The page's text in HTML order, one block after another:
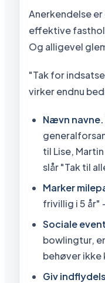
Anerkendelse
effektive
Og alligevel
"Tak for
virker endnu
Nævn navne.
til Lise,
slår "Tak til
Marker
frivillig i 5
Sociale
bowlingtur,
behøver ikke
Giv